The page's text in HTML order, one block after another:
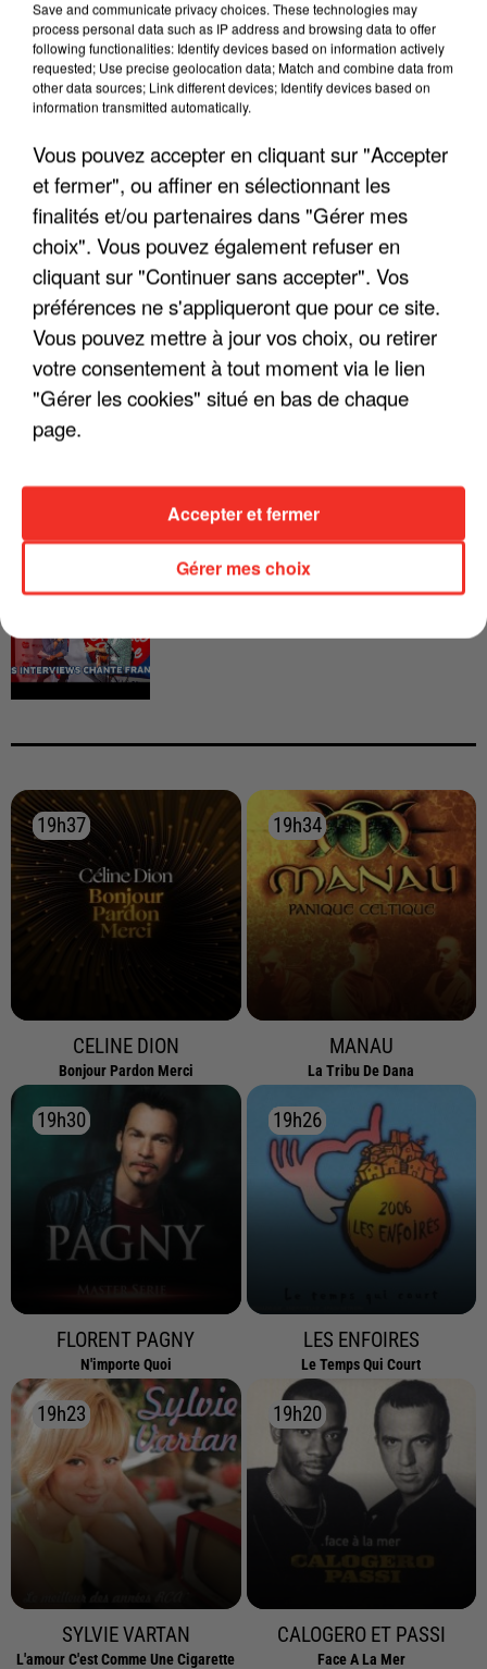
ENFOIRÉS"
"ON N'EST PAS DES PARENTS
PARFAITS"
INTERVIEW CHANTE FRANCE AVEC
VIANNEY
19h37
19h37
CELINE DION
Bonjour Pardon Merci
19h34
19h34
MANAU
La Tribu De Dana
19h30
19h30
FLORENT PAGNY
N'importe Quoi
19h26
19h26
LES ENFOIRES
Le Temps Qui Court
19h23
19h23
SYLVIE VARTAN
L'amour C'est Comme Une Cigarette
19h20
19h20
CALOGERO ET PASSI
Face A La Mer
Save and communicate privacy choices. These technologies may
process personal data such as IP address and browsing data to offer
following functionalities: Identify devices based on information actively
requested; Use precise geolocation data; Match and combine data from
other data sources; Link different devices; Identify devices based on
information transmitted automatically.
Vous pouvez accepter en cliquant sur "Accepter
et fermer", ou affiner en sélectionnant les
finalités et/ou partenaires dans "Gérer mes
choix". Vous pouvez également refuser en
cliquant sur "Continuer sans accepter". Vos
préférences ne s'appliqueront que pour ce site.
Vous pouvez mettre à jour vos choix, ou retirer
votre consentement à tout moment via le lien
"Gérer les cookies" situé en bas de chaque
page.
Gérer mes choix
Accepter et fermer